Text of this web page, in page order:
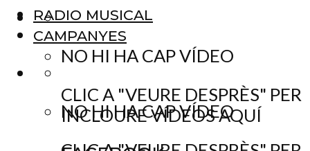
NO HI HA CAP VÍDEO
CLIC A "VEURE DESPRÈS" PER
INCLOURE VÍDEOS AQUÍ
RADIO MUSICAL
CAMPANYES
NO HI HA CAP VÍDEO